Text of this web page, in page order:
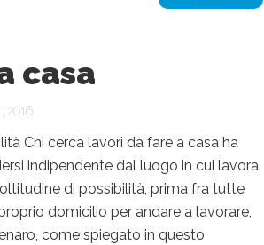
casa
2016
Chi cerca lavori da fare a casa ha
indipendente dal luogo in cui lavora.
di possibilità, prima fra tutte
domicilio per andare a lavorare,
come spiegato in questo